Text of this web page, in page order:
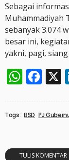
Sebagai
Muhammadiyah
sebanyak 3.074
besar ini,
yakni, pagi,
Tags: BSD PJ
TULIS KOMENTAR